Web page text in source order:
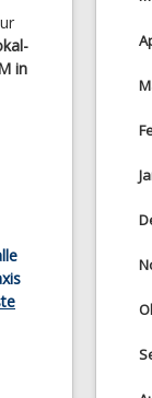
in